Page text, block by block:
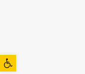
פתח